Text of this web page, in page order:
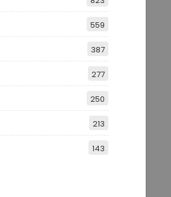
559
387
277
250
213
143